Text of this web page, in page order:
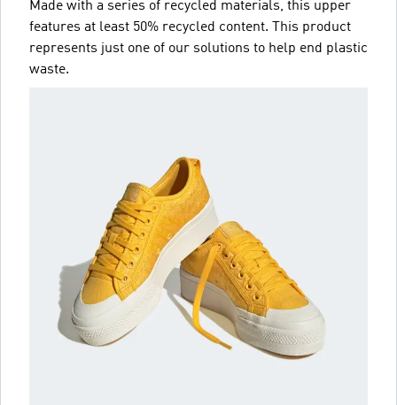
Made with a series of recycled materials, this upper
features at least 50% recycled content. This product
represents just one of our solutions to help end plastic
waste.